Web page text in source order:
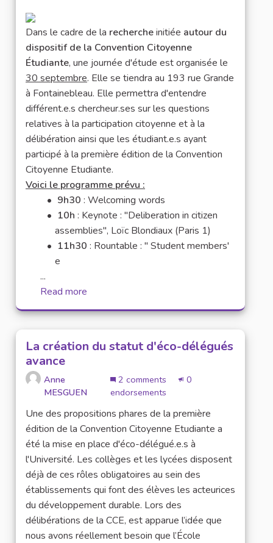
Dans le cadre de la rechercheinitiée autour du
dispositif de la Convention Citoyenne
Étudiante, une journée d'étude est organisée le
30 septembre. Elle se tiendra au 193 rue Grande
à Fontainebleau. Elle permettra d'entendre
différent.e.s chercheur.ses sur les questions
relatives à la participation citoyenne et à la
délibération ainsi que les étudiant.e.s ayant
participé à la première édition de la Convention
Citoyenne Etudiante.
Voici le programme prévu :
9h30 : Welcoming words
10h : Keynote : "Deliberation in citizen
assemblies", Loïc Blondiaux (Paris 1)
11h30 : Rountable : " Student members'
e
...
Read more
La création du statut d'éco-délégués
avance
Anne
MESGUEN
2 comments
0
endorsements
Une des propositions phares de la première
édition de la Convention Citoyenne Etudiante a
été la mise en place d'éco-délégué.e.s à
l'Université. Les collèges et les lycées disposent
déjà de ces rôles obligatoires au sein des
établissements qui font des élèves les acteurices
du développement durable. Lors des
délibérations de la CCE, est apparue l’idée que
nous avons réellement besoin que l’École